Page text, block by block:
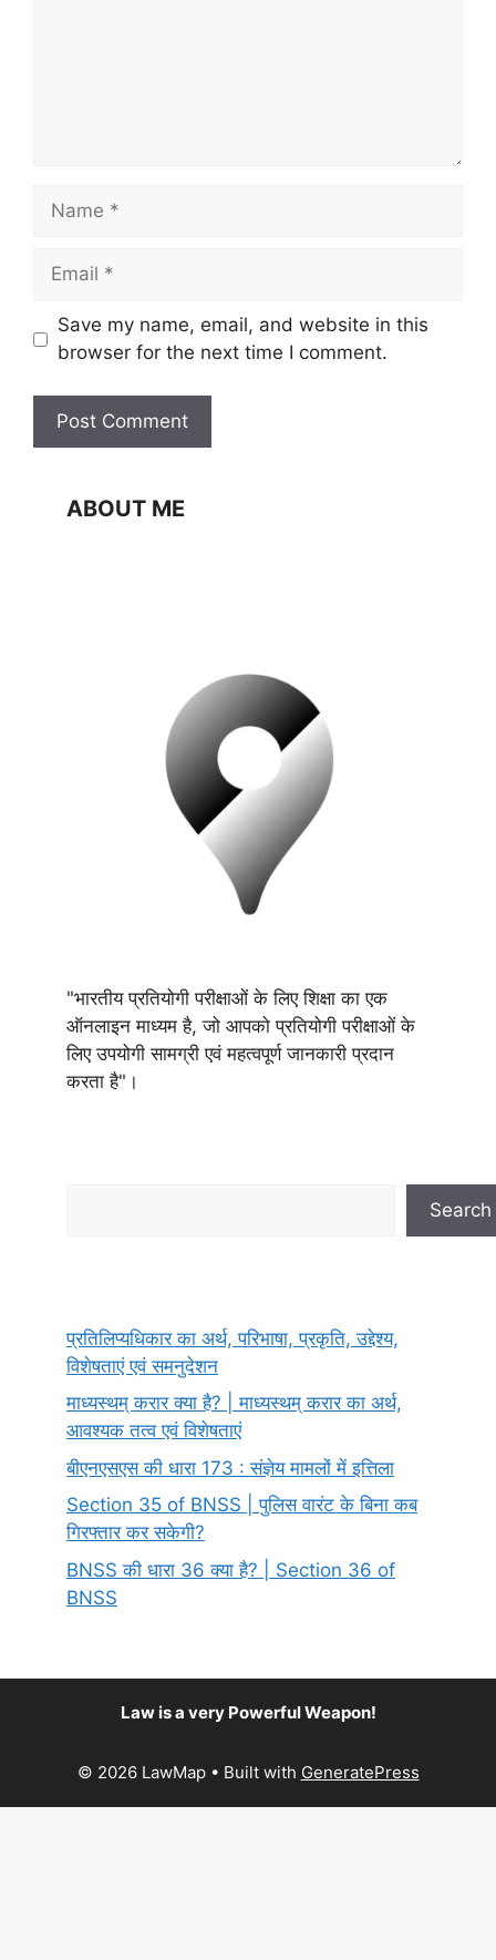
Name
Email
Website
Save my name, email, and website in this
browser for the next time I comment.
ABOUT ME
"भारतीय प्रतियोगी परीक्षाओं के लिए शिक्षा का एक
ऑनलाइन माध्यम है, जो आपको प्रतियोगी परीक्षाओं के
लिए उपयोगी सामग्री एवं महत्वपूर्ण जानकारी प्रदान
करता है"।
Search
प्रतिलिप्यधिकार का अर्थ, परिभाषा, प्रकृति, उद्देश्य,
विशेषताएं एवं समनुदेशन
माध्यस्थम् करार क्या है? | माध्यस्थम् करार का अर्थ,
आवश्यक तत्व एवं विशेषताएं
बीएनएसएस की धारा 173 : संज्ञेय मामलों में इत्तिला
Section 35 of BNSS | पुलिस वारंट के बिना कब
गिरफ्तार कर सकेगी?
BNSS की धारा 36 क्या है? | Section 36 of
BNSS
Law is a very Powerful Weapon!
© 2026 LawMap• Built with GeneratePress